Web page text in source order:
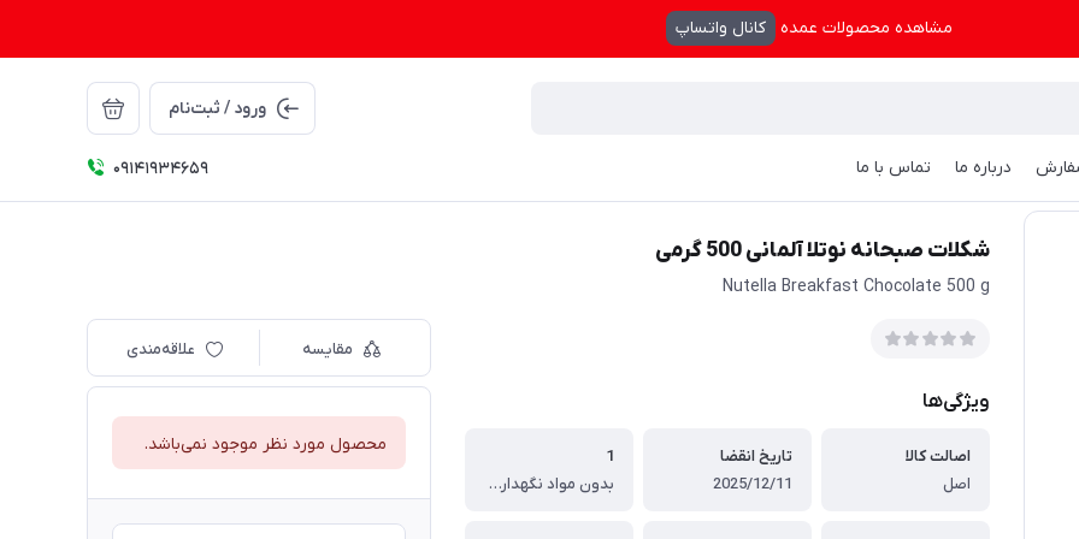
مشاهده محصولات عمده کانال واتساپ
ورود / ثبت‌نام
درباره ما تماس با ما 09141934659
شکلات صبحانه نوتلا آلمانی 500 گرمی
Nutella Breakfast Chocolate 500 g
ویژگی‌ها
اصالت کالا
اصل
تاریخ انقضا
2025/12/11
1
بدون مواد نگهدارنده
مقایسه علاقه‌مندی
محصول مورد نظر موجود نمی‌باشد.